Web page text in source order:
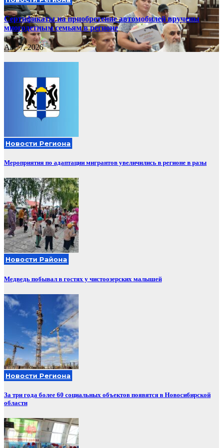
Сертификаты на приобретение автомобилей вручены
многодетным семьям в регионе
Авг 7, 2026
Новости Региона
Мероприятия по адаптации мигрантов увеличились в регионе в разы
Новости Района
Медведь побывал в гостях у чистоозерских малышей
Новости Региона
За три года более 60 социальных объектов появятся в Новосибирской
области